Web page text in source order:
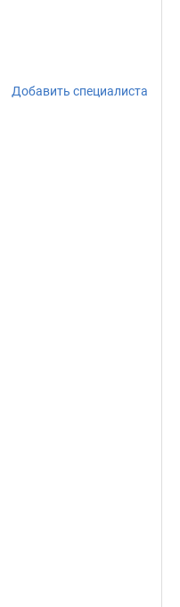
Добавить специалиста